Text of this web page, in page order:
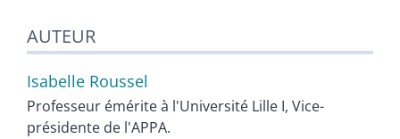
AUTEUR
Isabelle Roussel
Professeur émérite à l'Université Lille I, Vice-
présidente de l'APPA.